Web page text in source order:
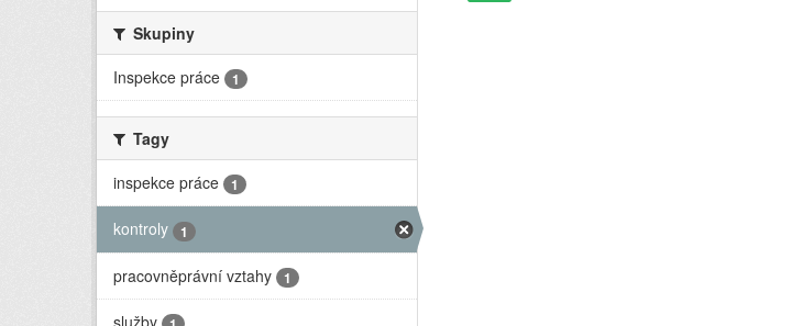
Skupiny
Inspekce práce
1
Tagy
inspekce práce
1
kontroly 1
pracovněprávní vztahy 1
služby